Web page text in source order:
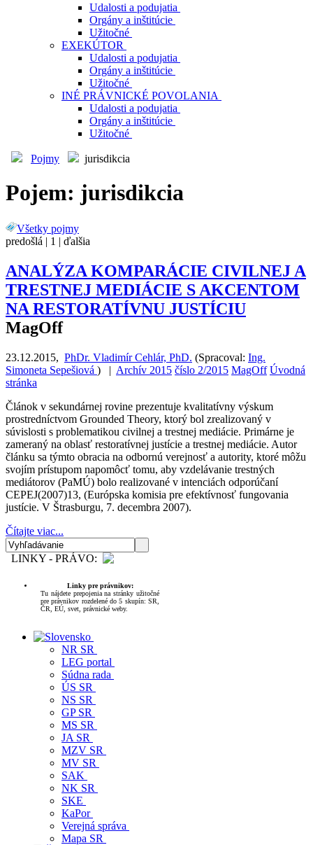
Udalosti a podujatia
Orgány a inštitúcie
Užitočné
EXEKÚTOR
Udalosti a podujatia
Orgány a inštitúcie
Užitočné
INÉ PRÁVNICKÉ POVOLANIA
Udalosti a podujatia
Orgány a inštitúcie
Užitočné
Pojmy jurisdikcia
Pojem: jurisdikcia
Všetky pojmy
predošlá | 1 | ďalšia
ANALÝZA KOMPARÁCIE CIVILNEJ A
TRESTNEJ MEDIÁCIE S AKCENTOM
NA RESTORATÍVNU JUSTÍCIU
MagOff
23.12.2015, PhDr. Vladimír Cehlár, PhD. (Spracoval: Ing.
Simoneta Sepešiová ) | Archív 2015 číslo 2/2015 MagOff Úvodná
stránka
Článok v sekundárnej rovine prezentuje kvalitatívny výskum
prostredníctvom Grounded Theory, ktorý bol zrealizovaný v
súvislosti s problematikou civilnej a trestnej mediácie. Primárne je
zameraný na oblasť restoratívnej justície a trestnej mediácie. Autor
článku sa týmto obracia na odbornú verejnosť a autority, ktoré môžu
svojím prístupom napomôcť tomu, aby vzdelávanie trestných
mediátorov (PaMÚ) bolo realizované v intenciách odporúčaní
CEPEJ(2007)13, (Európska komisia pre efektívnosť fungovania
justície. V Štrasburgu, 7. decembra 2007).
Čítajte viac...
LINKY - PRÁVO:
Linky pre právnikov:
Tu nájdete prepojenia na stránky užitočné
pre právnikov rozdelené do 5 skupín: SR,
ČR, EÚ, svet, právnické weby.
NR SR
LEG portal
Súdna rada
ÚS SR
NS SR
GP SR
MS SR
JA SR
MZV SR
MV SR
SAK
NK SR
SKE
KaPor
Verejná správa
Mapa SR